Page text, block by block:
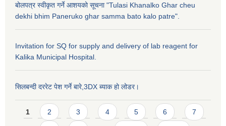
बोलपत्र स्वीकृत गर्ने आशयको सूचना "Tulasi Khanalko Ghar cheu
dekhi bhim Paneruko ghar samma bato kalo patre".
Invitation for SQ for supply and delivery of lab reagent for
Kalika Municipal Hospital.
सिलबन्दी दररेट पेश गर्ने बारे,3DX ब्याक हो लोडर।
Pages
1 2 3 4 5 6 7